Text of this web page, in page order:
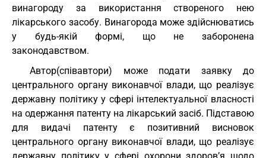
винагороду за використання створеного нею
лікарського засобу. Винагорода може здійснюватись
у будь-якій формі, що не заборонена
законодавством.
Автор(співавтори) може подати заявку до
центрального органу виконавчої влади, що реалізує
державну політику у сфері інтелектуальної власності
на одержання патенту на лікарський засіб. Підставою
для видачі патенту є позитивний висновок
центрального органу виконавчої влади, що реалізує